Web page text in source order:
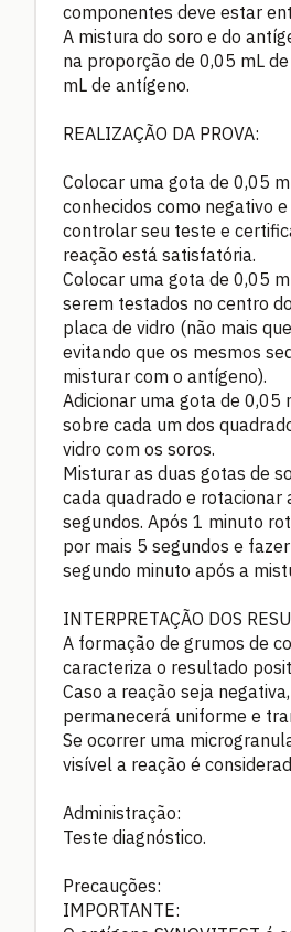
componentes deve estar
A mistura do soro e do
na proporção de 0,05 mL
mL de antígeno.
REALIZAÇÃO DA PROVA:
Colocar uma gota de 0,05
conhecidos como negativo
controlar seu teste e
reação está satisfatória.
Colocar uma gota de 0,05
serem testados no centro
placa de vidro (não mais
evitando que os mesmos
misturar com o antígeno).
Adicionar uma gota de 0,05
sobre cada um dos
vidro com os soros.
Misturar as duas gotas de
cada quadrado e rotacionar
segundos. Após 1 minuto
por mais 5 segundos e
segundo minuto após a
INTERPRETAÇÃO DOS
A formação de grumos de
caracteriza o resultado
Caso a reação seja
permanecerá uniforme e
Se ocorrer uma
visível a reação é
Administração:
Teste diagnóstico.
Precauções:
IMPORTANTE: